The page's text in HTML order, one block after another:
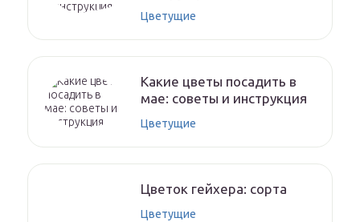
Цветущие
Какие цветы посадить в
мае: советы и инструкция
Цветущие
Цветок гейхера: сорта
Цветущие